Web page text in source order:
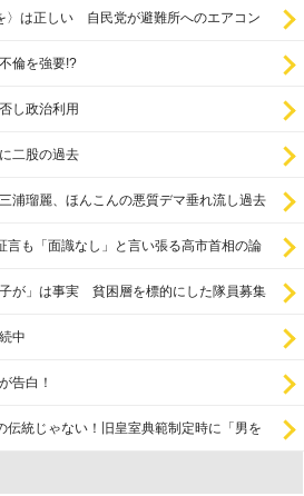
〉は正しい 自民党が避難所へのエアコン
倫を強要!?
し政治利用
二股の過去
浦瑠麗、ほんこんの悪質デマ垂れ流し過去
言も「面識なし」と言い張る高市首相の論
子が」は事実 貧困層を標的にした隊員募集
中
告白！
伝統じゃない！旧皇室典範制定時に「男を